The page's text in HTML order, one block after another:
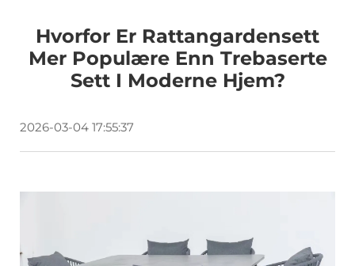
Hvorfor Er Rattangardensett
Mer Populære Enn Trebaserte
Sett I Moderne Hjem?
2026-03-04 17:55:37